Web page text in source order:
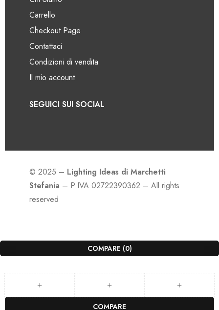
Carrello
Checkout Page
Contattaci
Condizioni di vendita
Il mio account
SEGUICI SUI SOCIAL
© 2025 – Lighting Ideas di Marchetti
Stefania – P.IVA 02722390362 – All rights
reserved
COMPARE (0)
COMPARE